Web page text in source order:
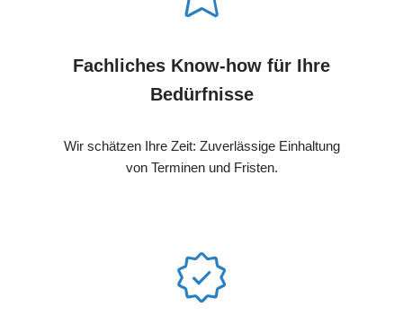
Fachliches Know-how für Ihre
Bedürfnisse
Wir schätzen Ihre Zeit: Zuverlässige Einhaltung
von Terminen und Fristen.